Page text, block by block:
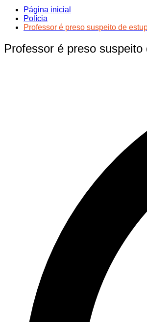
Página inicial
Polícia
Professor é preso suspeito de
Professor é preso